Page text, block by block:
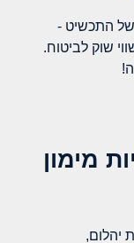
התכשיט -
שוק לביטוח.
מימון
יהלום,